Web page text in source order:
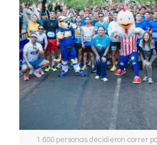
1.600 personas decidieron correr